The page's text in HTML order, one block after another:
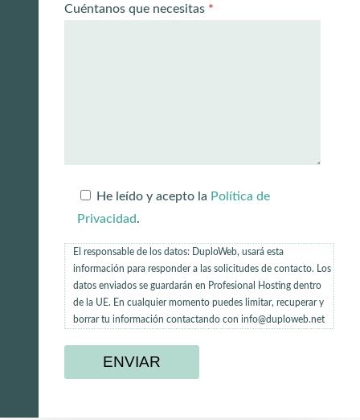
Cuéntanos que necesitas *
He leído y acepto la Política de
Privacidad.
El responsable de los datos: DuploWeb, usará esta
información para responder a las solicitudes de contacto. Los
datos enviados se guardarán en Profesional Hosting dentro
de la UE. En cualquier momento puedes limitar, recuperar y
borrar tu información contactando con info@duploweb.net